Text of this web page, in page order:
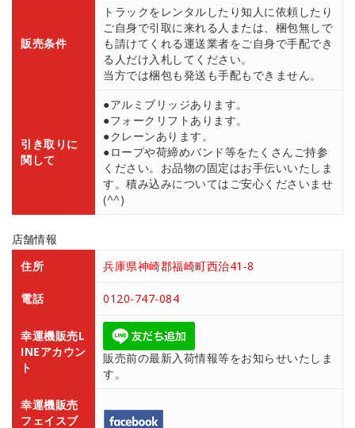
販売条件
トラックをレンタルしたり知人に依頼したり
ご自身で引取に来れる人または、梱包無しで
も請けてくれる運送業者をご自身で手配でき
る人だけ入札してください。
当方では梱包も発送も手配もできません。
引き取りに
関して
●アルミブリッジあります。
●フォークリフトあります。
●クレーンあります。
●ロープや荷締めバンド等をたくさんご持参
ください。お品物の固定はお手伝いいたしま
す。積み込みについてはご安心くださいませ
(^^)
店舗情報
住所
兵庫県神崎郡福崎町西治41-8
電話 0120-747-084
幸運機販売L
INEアカウン
ト
販売前の最新入荷情報等をお知らせいたしま
す。
幸運機販売
フェイスブ